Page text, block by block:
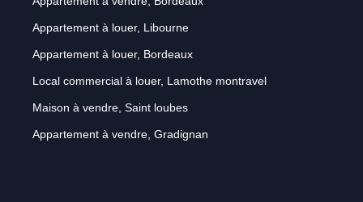
Appartement à louer, Libourne
Appartement à louer, Bordeaux
Local commercial à louer, Lamothe montravel
Maison à vendre, Saint loubes
Appartement à vendre, Gradignan